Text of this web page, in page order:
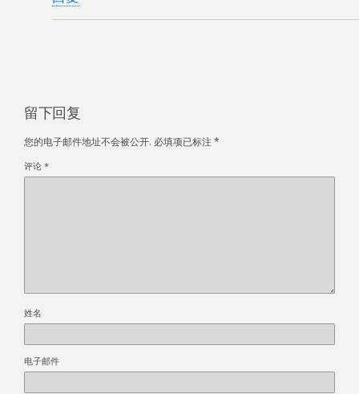
留下回复
您的电子邮件地址不会被公开. 必填项已标注*
评论 *
姓名
电子邮件